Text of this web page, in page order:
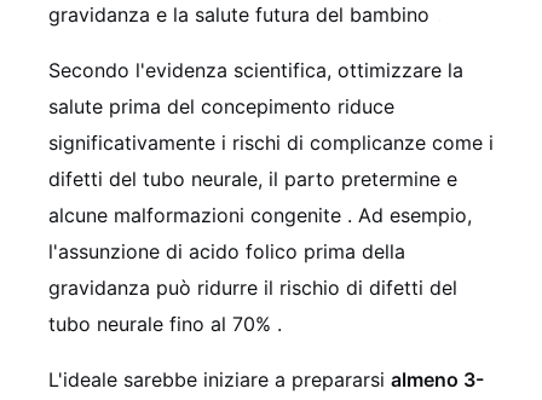
gravidanza e la salute futura del bambino
Secondo l'evidenza scientifica, ottimizzare la
salute prima del concepimento riduce
significativamente i rischi di complicanze come i
difetti del tubo neurale, il parto pretermine e
alcune malformazioni congenite . Ad esempio,
l'assunzione di acido folico prima della
gravidanza può ridurre il rischio di difetti del
tubo neurale fino al 70% .
L'ideale sarebbe iniziare a prepararsi almeno 3-